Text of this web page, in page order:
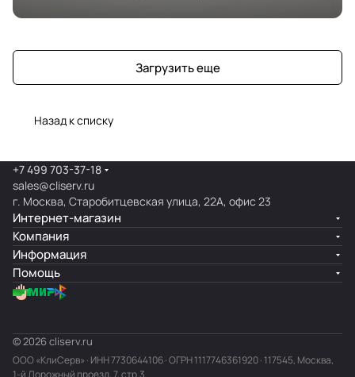
Загрузить еще
Назад к списку
+7 499 703-37-18
sales@cliserv.ru
г. Москва, Старобитцевская улица, 22А, офис 23
Интернет-магазин
Компания
Информация
Помощь
© 2026 cliserv.ru
ООО «КлиСерв» · ИНН7730644106· ОГРН 1117746361920 · 117545, Москва,
1-й Дорожный проезд, 7, стр.3